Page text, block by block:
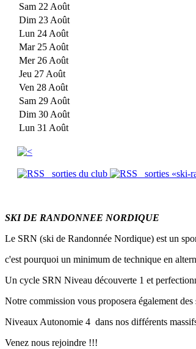
Sam 22 Août
Dim 23 Août
Lun 24 Août
Mar 25 Août
Mer 26 Août
Jeu 27 Août
Ven 28 Août
Sam 29 Août
Dim 30 Août
Lun 31 Août
sorties du club sorties «ski-
SKI DE RANDONNEE NORDIQUE
Le SRN (ski de Randonnée Nordique) est un
c'est pourquoi un minimum de technique en
Un cycle SRN Niveau découverte 1 et
Notre commission vous proposera également
Niveaux Autonomie 4 dans nos différents
Venez nous rejoindre !!!